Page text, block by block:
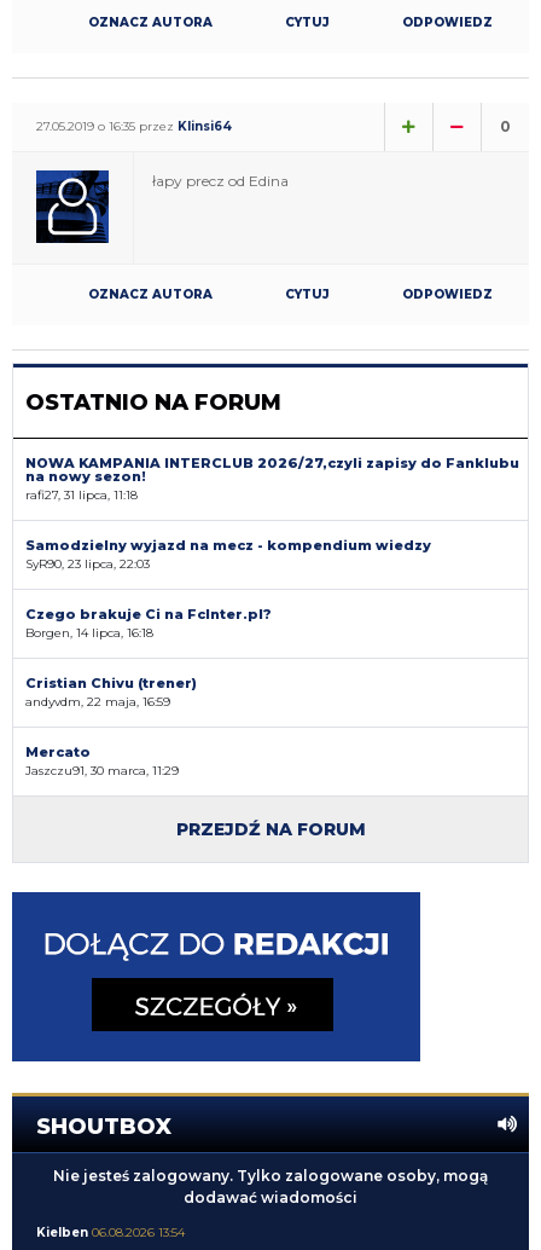
OZNACZ AUTORA CYTUJ ODPOWIEDZ
27.05.2019 o 16:35 przez Klinsi64 0
łapy precz od Edina
OZNACZ AUTORA CYTUJ ODPOWIEDZ
OSTATNIO NA FORUM
NOWA KAMPANIA INTERCLUB 2026/27,czyli zapisy do Fanklubu
na nowy sezon!
rafi27, 31 lipca, 11:18
Samodzielny wyjazd na mecz - kompendium wiedzy
SyR90, 23 lipca, 22:03
Czego brakuje Ci na FcInter.pl?
Borgen, 14 lipca, 16:18
Cristian Chivu (trener)
andyvdm, 22 maja, 16:59
Mercato
Jaszczu91, 30 marca, 11:29
PRZEJDŹ NA FORUM
SHOUTBOX
Nie jesteś zalogowany. Tylko zalogowane osoby, mogą
dodawać wiadomości
Kielben 06.08.2026 13:54